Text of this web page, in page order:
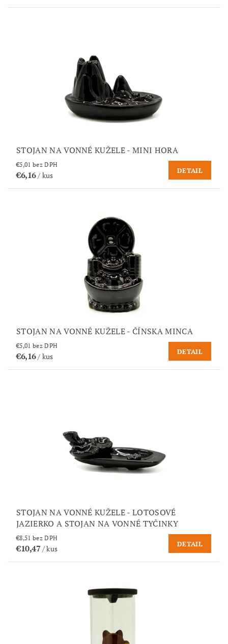
STOJAN NA VONNÉ KUŽELE - MINI HORA
€5,01 bez DPH
€6,16/ kus
DETAIL
STOJAN NA VONNÉ KUŽELE - ČÍNSKA MINCA
€5,01 bez DPH
€6,16/ kus
DETAIL
STOJAN NA VONNÉ KUŽELE - LOTOSOVÉ
JAZIERKO A STOJAN NA VONNÉ TYČINKY
€8,51 bez DPH
€10,47/ kus
DETAIL